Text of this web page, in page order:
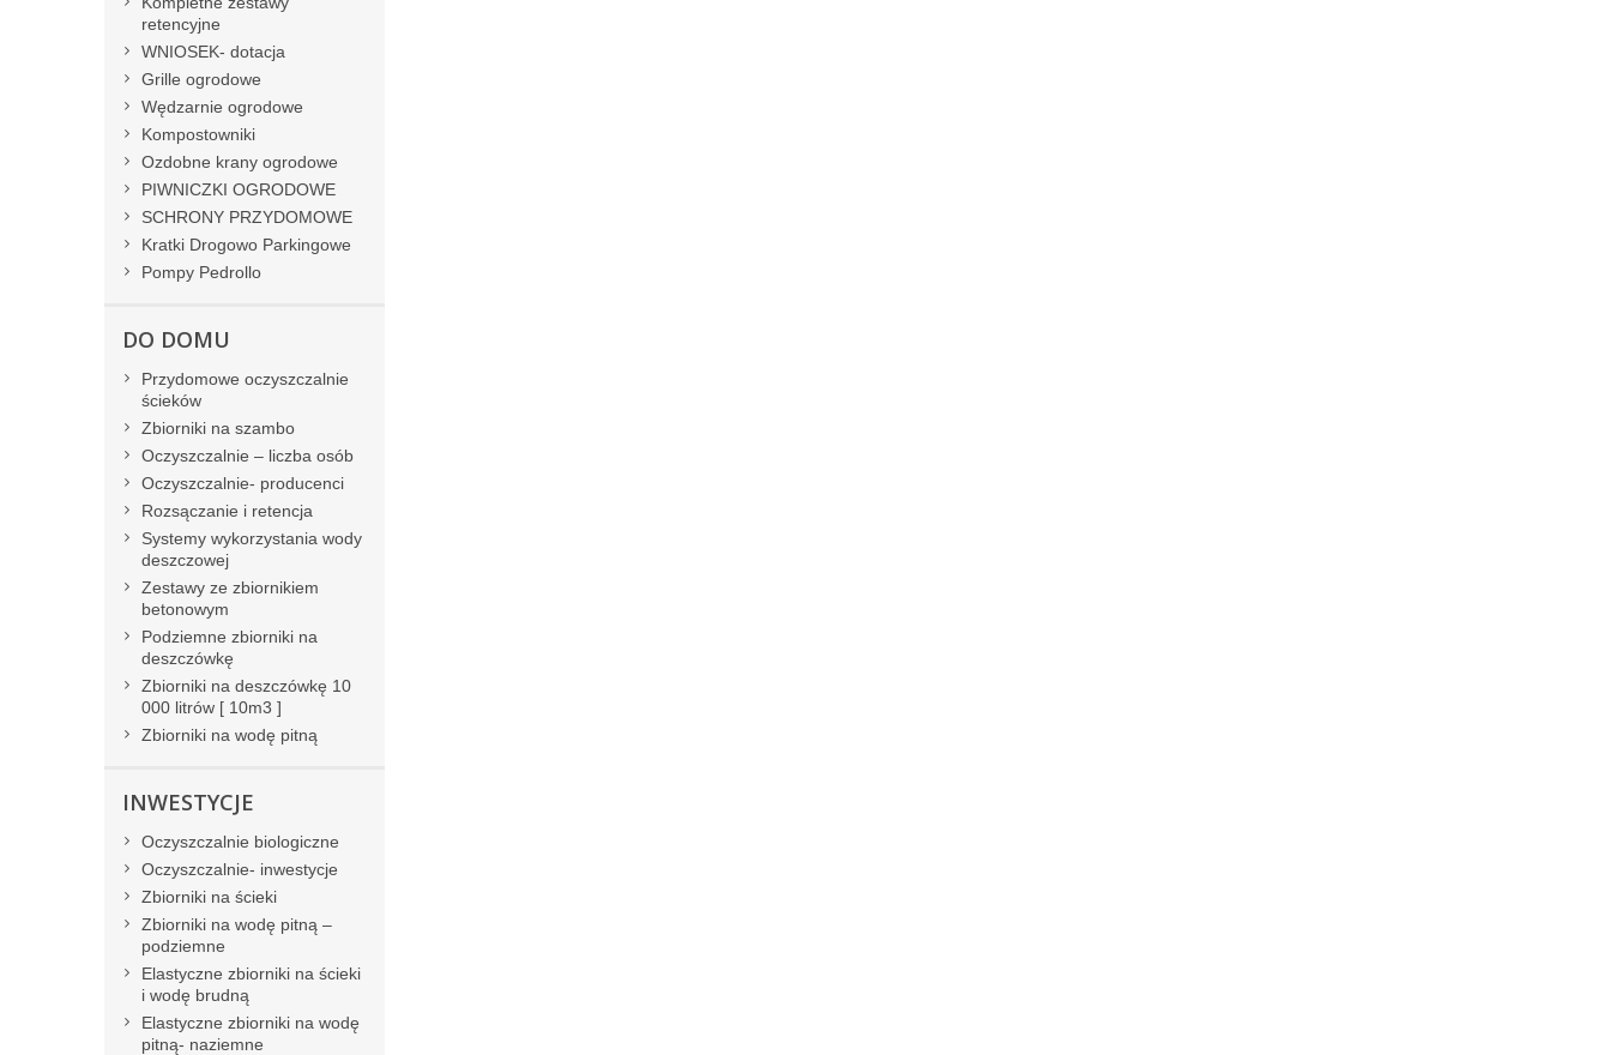
retencyjne
WNIOSEK- dotacja
Grille ogrodowe
Wędzarnie ogrodowe
Kompostowniki
Ozdobne krany ogrodowe
PIWNICZKI OGRODOWE
SCHRONY PRZYDOMOWE
Kratki Drogowo Parkingowe
Pompy Pedrollo
DO DOMU
Przydomowe oczyszczalnie
ścieków
Zbiorniki na szambo
Oczyszczalnie – liczba osób
Oczyszczalnie- producenci
Rozsączanie i retencja
Systemy wykorzystania wody
deszczowej
Zestawy ze zbiornikiem
betonowym
Podziemne zbiorniki na
deszczówkę
Zbiorniki na deszczówkę 10
000 litrów [ 10m3 ]
Zbiorniki na wodę pitną
INWESTYCJE
Oczyszczalnie biologiczne
Oczyszczalnie- inwestycje
Zbiorniki na ścieki
Zbiorniki na wodę pitną –
podziemne
Elastyczne zbiorniki na ścieki
i wodę brudną
Elastyczne zbiorniki na wodę
pitną- naziemne